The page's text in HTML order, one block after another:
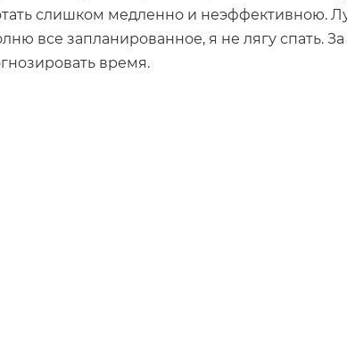
слишком медленно и неэффективною.
все запланированное, я не лягу спать.
время.